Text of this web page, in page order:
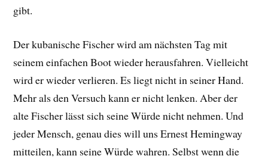
gibt.
Der kubanische Fischer wird am nächsten Tag mit
seinem einfachen Boot wieder herausfahren. Vielleicht
wird er wieder verlieren. Es liegt nicht in seiner Hand.
Mehr als den Versuch kann er nicht lenken. Aber der
alte Fischer lässt sich seine Würde nicht nehmen. Und
jeder Mensch, genau dies will uns Ernest Hemingway
mitteilen, kann seine Würde wahren. Selbst wenn die